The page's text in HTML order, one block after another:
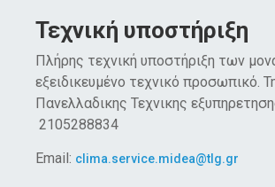
Τεχνική υποστήριξη
Πλήρης τεχνική υποστήριξη των
εξειδικευμένο τεχνικό προσωπικό.
Πανελλαδικης Τεχνικης
2105288834
Email: clima.service.midea@tlg.gr